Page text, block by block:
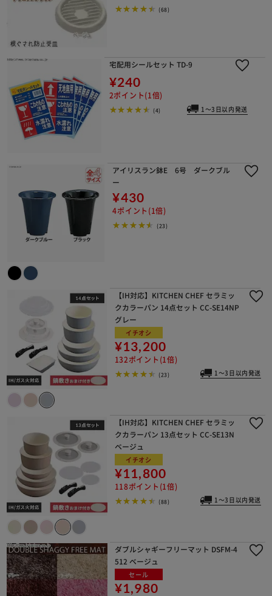
(68)
宅配用シールセット TD-9
¥240
2ポイント(1倍)
(4) 1～3日以内発送
アイリスラン鉢E 6号 ダークブル
ー
¥430
4ポイント(1倍)
(23)
【IH対応】KITCHEN CHEF セラミッ
クカラーパン 14点セット CC-SE14NP
グレー
イチオシ
¥13,200
132ポイント(1倍)
(23) 1～3日以内発送
【IH対応】KITCHEN CHEF セラミッ
クカラーパン 13点セット CC-SE13N
ベージュ
イチオシ
¥11,800
118ポイント(1倍)
(88) 1～3日以内発送
ダブルシャギーフリーマット DSFM-4
512 ベージュ
セール
¥1,980